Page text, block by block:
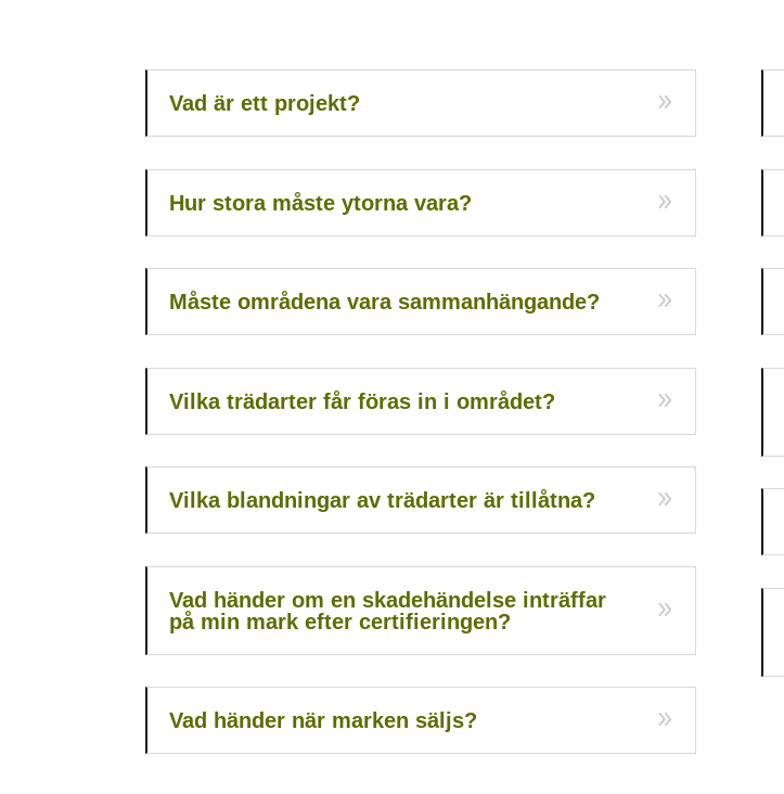
Vad är ett projekt?
Hur stora måste ytorna vara?
Måste områdena vara sammanhängande?
Vilka trädarter får föras in i området?
Vilka blandningar av trädarter är tillåtna?
Vad händer om en skadehändelse inträffar
på min mark efter certifieringen?
Vad händer när marken säljs?